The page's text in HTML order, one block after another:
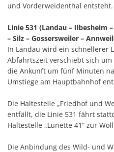
und Vorderweidenthal entsteht.
Linie 531 (Landau – Ilbesheim
– Silz – Gossersweiler –
In Landau wird ein schnellerer
Abfahrtszeit verschiebt sich
die Ankunft um fünf Minuten
Umstiege am Hauptbahnhof
Die Haltestelle „Friedhof und
entfällt, die Linie 531 fährt
Haltestelle „Lunette 41“ zur
Die Anbindung des Wild- und